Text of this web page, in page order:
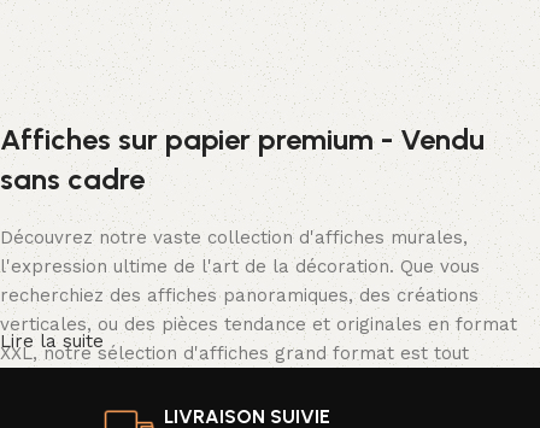
Affiches sur papier premium - Vendu
sans cadre
Découvrez notre vaste collection d'affiches murales,
l'expression ultime de l'art de la décoration. Que vous
recherchiez des affiches panoramiques, des créations
verticales, ou des pièces tendance et originales en format
XXL, notre sélection d'affiches grand format est tout
Lire la suite
LIVRAISON SUIVIE